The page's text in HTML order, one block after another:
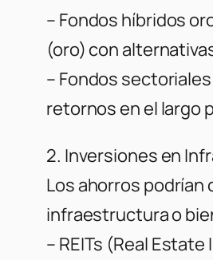
– Fondos híbridos
(oro) con
– Fondos
retornos en el largo
2. Inversiones en
Los ahorros podrían
infraestructura o
– REITs (Real